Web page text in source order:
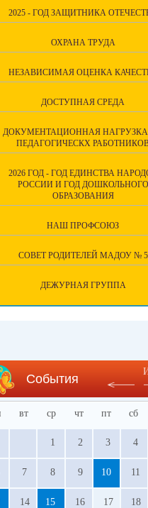
2025 - ГОД ЗАЩИТНИКА
ОХРАНА ТРУДА
НЕЗАВИСИМАЯ ОЦЕНКА
ДОСТУПНАЯ СРЕДА
ДОКУМЕНТАЦИОННАЯ
ПЕДАГОГИЧЕСКХ
2026 ГОД - ГОД ЕДИНСТВА
РОССИИ И ГОД ДОШКОЛЬНОГО
ОБРАЗОВАНИЯ
НАШ ПРОФСОЮЗ
СОВЕТ РОДИТЕЛЕЙ МАДОУ № 5
ДЕЖУРНАЯ ГРУППА
События
вт ср чт пт сб
1 2 3 4
7 8 9 10 11
14 15 16 17 18